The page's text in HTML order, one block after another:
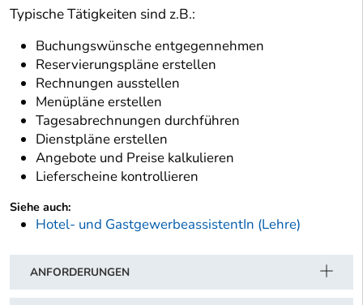
Typische Tätigkeiten sind z.B.:
Buchungswünsche entgegennehmen
Reservierungspläne erstellen
Rechnungen ausstellen
Menüpläne erstellen
Tagesabrechnungen durchführen
Dienstpläne erstellen
Angebote und Preise kalkulieren
Lieferscheine kontrollieren
Siehe auch:
Hotel- und GastgewerbeassistentIn (Lehre)
ANFORDERUNGEN